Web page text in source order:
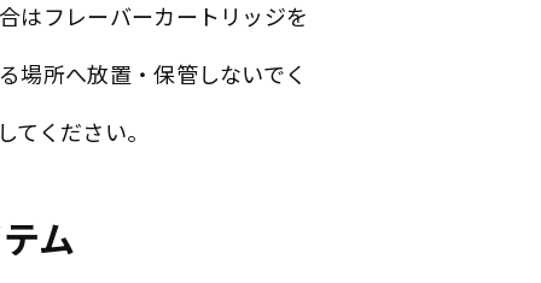
はフレーバーカートリッジを
場所へ放置・保管しないでく
ください。
ム